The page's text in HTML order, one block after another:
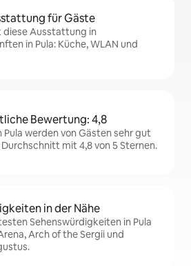
für Gäste
diese Ausstattung in
in Pula: Küche, WLAN und
Bewertung: 4,8
werden von Gästen sehr gut
mit 4,8 von 5 Sternen.
in der Nähe
Sehenswürdigkeiten in Pula
Arch of the Sergii und